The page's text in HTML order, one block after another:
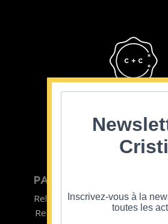
PARTICULIER
Relooking homme
Relooking femme
Inscrivez-vous à la
toutes les